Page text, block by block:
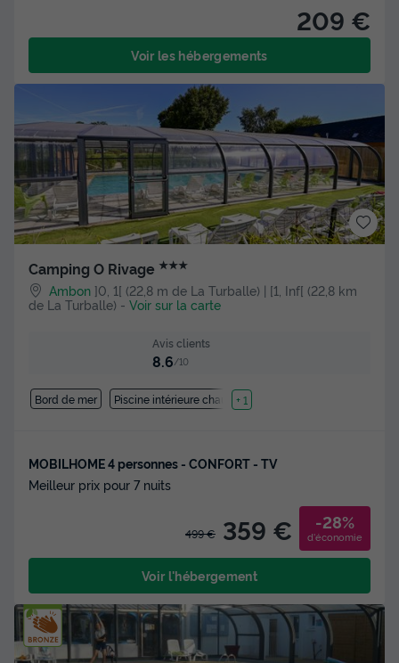
209 €
Voir les hébergements
Camping O Rivage ★★★
Ambon ]0, 1[ (22,8 m de La Turballe) | [1, Inf[ (22,8 km
de La Turballe) - Voir sur la carte
Avis clients
8.6/10
Bord de mer Piscine intérieure chauffée
+ 1
MOBILHOME 4 personnes - CONFORT - TV
Meilleur prix pour 7 nuits
499 € 359 € -28%
d'économie
Voir l'hébergement